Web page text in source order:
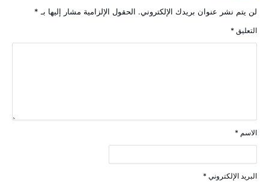
لن يتم نشر عنوان بريدك الإلكتروني. الحقول الإلزامية مشار إليها بـ *
التعليق *
الاسم *
البريد الإلكتروني *